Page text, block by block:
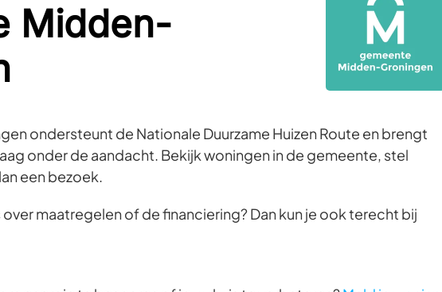
Midden-
ondersteunt de Nationale Duurzame Huizen Route en brengt
onder de aandacht. Bekijk woningen in de gemeente, stel
een bezoek.
over maatregelen of de financiering? Dan kun je ook terecht bij